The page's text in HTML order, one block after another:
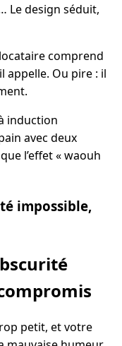
Le design séduit,
comprend
appelle. Ou pire : il
induction
avec deux
l’effet « waouh
impossible,
petit, et votre